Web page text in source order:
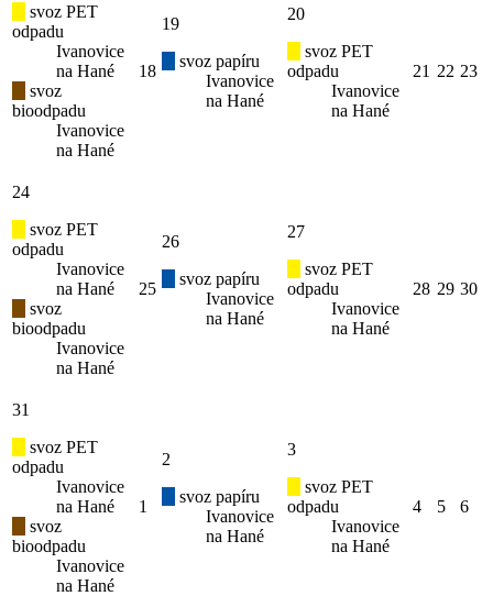
svoz PET
odpadu
Ivanovice
na Hané
svoz
bioodpadu
Ivanovice
na Hané
18
19
svoz papíru
Ivanovice
na Hané
20
svoz PET
odpadu
Ivanovice
na Hané
21 22 23
24
svoz PET
odpadu
Ivanovice
na Hané
svoz
bioodpadu
Ivanovice
na Hané
25
26
svoz papíru
Ivanovice
na Hané
27
svoz PET
odpadu
Ivanovice
na Hané
28 29 30
31
svoz PET
odpadu
Ivanovice
na Hané
svoz
bioodpadu
Ivanovice
na Hané
1
2
svoz papíru
Ivanovice
na Hané
3
svoz PET
odpadu
Ivanovice
na Hané
4 5 6